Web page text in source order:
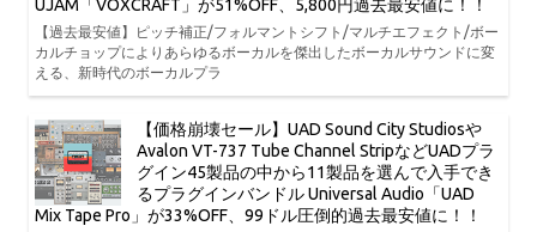
UJAM「VOXCRAFT」が51%OFF、5,800円過去最安値に！！
【過去最安値】ピッチ補正/フォルマントシフト/マルチエフェクト/ボー
カルチョップによりあらゆるボーカルを傑出したボーカルサウンドに変
える、新時代のボーカルプラ
【価格崩壊セール】UAD Sound City Studiosや
Avalon VT-737 Tube Channel StripなどUADプラ
グイン45製品の中から11製品を選んで入手でき
るプラグインバンドル Universal Audio「UAD
Mix Tape Pro」が33%OFF、99ドル圧倒的過去最安値に！！